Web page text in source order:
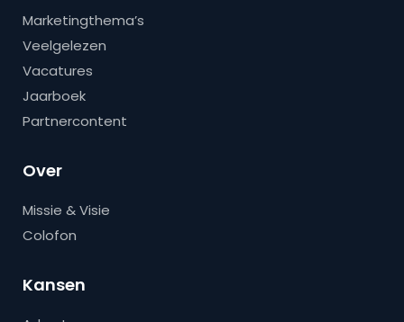
Marketingthema’s
Veelgelezen
Vacatures
Jaarboek
Partnercontent
Over
Missie & Visie
Colofon
Kansen